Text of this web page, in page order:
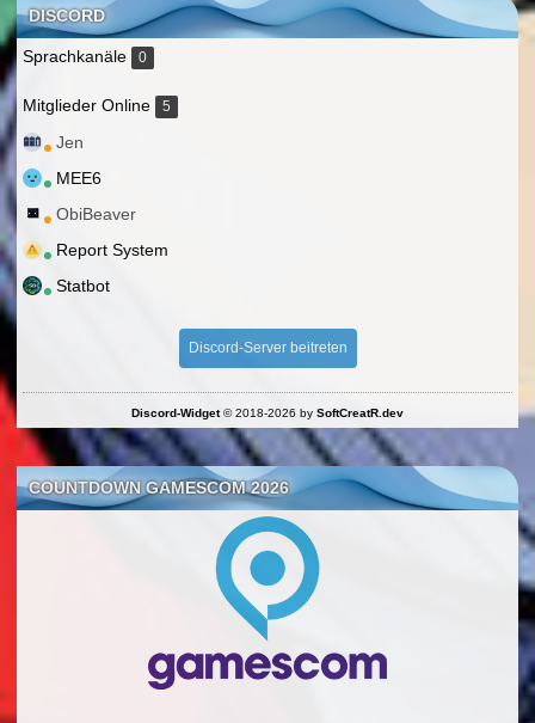
DISCORD
Sprachkanäle 0
Mitglieder Online 5
Jen
MEE6
ObiBeaver
Report System
Statbot
Discord-Server beitreten
Discord-Widget© 2018-2026 by SoftCreatR.dev
COUNTDOWN GAMESCOM 2026